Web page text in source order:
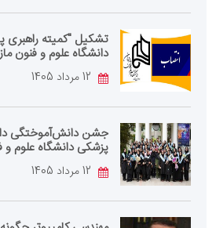
تشکیل "کمیته راهبری
دانشگاه علوم و فنون
جشن دانش‌آموختگی
پزشکی دانشگاه علوم و